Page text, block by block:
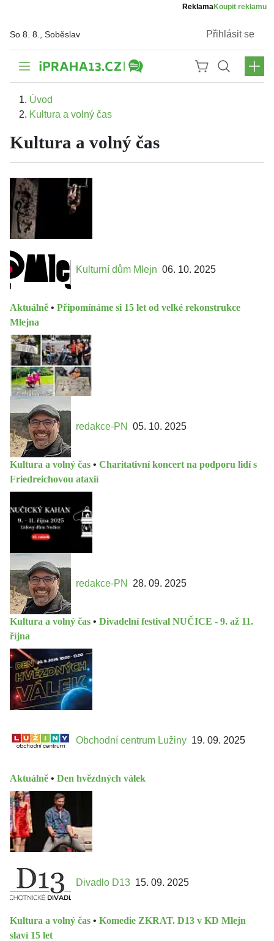
ReklamaKoupit reklamu
So 8. 8., Soběslav Přihlásit se
Úvod
Kultura a volný čas
Kultura a volný čas
Kulturní dům Mlejn 06. 10. 2025
Aktuálně • Připomínáme si 15 let od velké rekonstrukce
Mlejna
redakce-PN 05. 10. 2025
Kultura a volný čas • Charitativní koncert na podporu lidí s
Friedreichovou ataxií
redakce-PN 28. 09. 2025
Kultura a volný čas • Divadelní festival NUČICE - 9. až 11.
října
Obchodní centrum Lužiny 19. 09. 2025
Aktuálně • Den hvězdných válek
Divadlo D13 15. 09. 2025
Kultura a volný čas • Komedie ZKRAT. D13 v KD Mlejn
slaví 15 let